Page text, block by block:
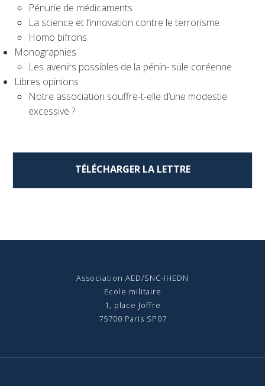
Pénurie de médicaments
La science et l’innovation contre le terrorisme
Homo bifrons
Monographies
Les avenirs possibles de la pénin- sule coréenne
Libres opinions
Notre association souffre-t-elle d’une modestie
excessive ?
TÉLÉCHARGER LA LETTRE
Association AED/SNC-IHEDN
Ecole militaire
1, place Joffre
75700 Paris SP07